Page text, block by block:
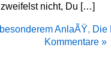
nicht, Du […]
AnlaÃŸ, Die
Kommentare »